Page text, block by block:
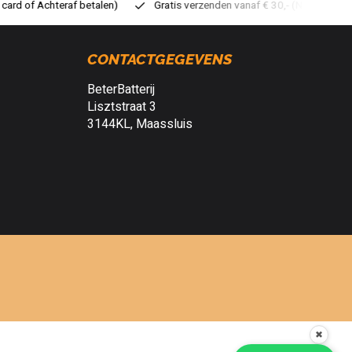
verzenden vanaf € 30,- (NL) Verzendkosten € 2,95 (NL)
CONTACTGEGEVENS
BeterBatterij
Lisztstraat 3
3144KL, Maassluis
✖